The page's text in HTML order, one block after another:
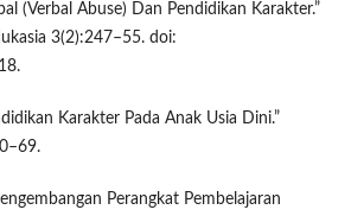
(Verbal Abuse) Dan Pendidikan Karakter.”
3(2):247–55. doi:
Karakter Pada Anak Usia Dini.”
Perangkat Pembelajaran